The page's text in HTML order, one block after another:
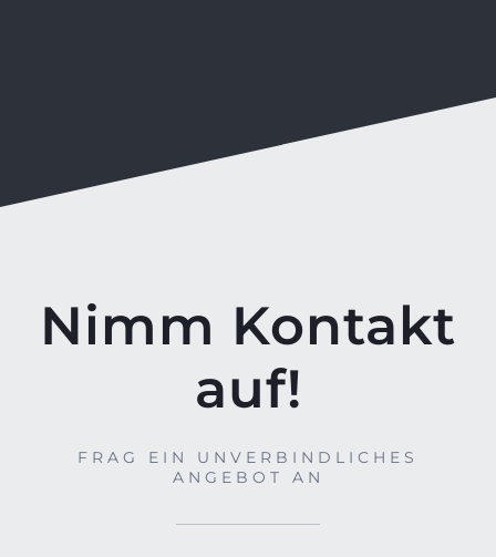
Nimm Kontakt
auf!
FRAG EIN UNVERBINDLICHES
ANGEBOT AN